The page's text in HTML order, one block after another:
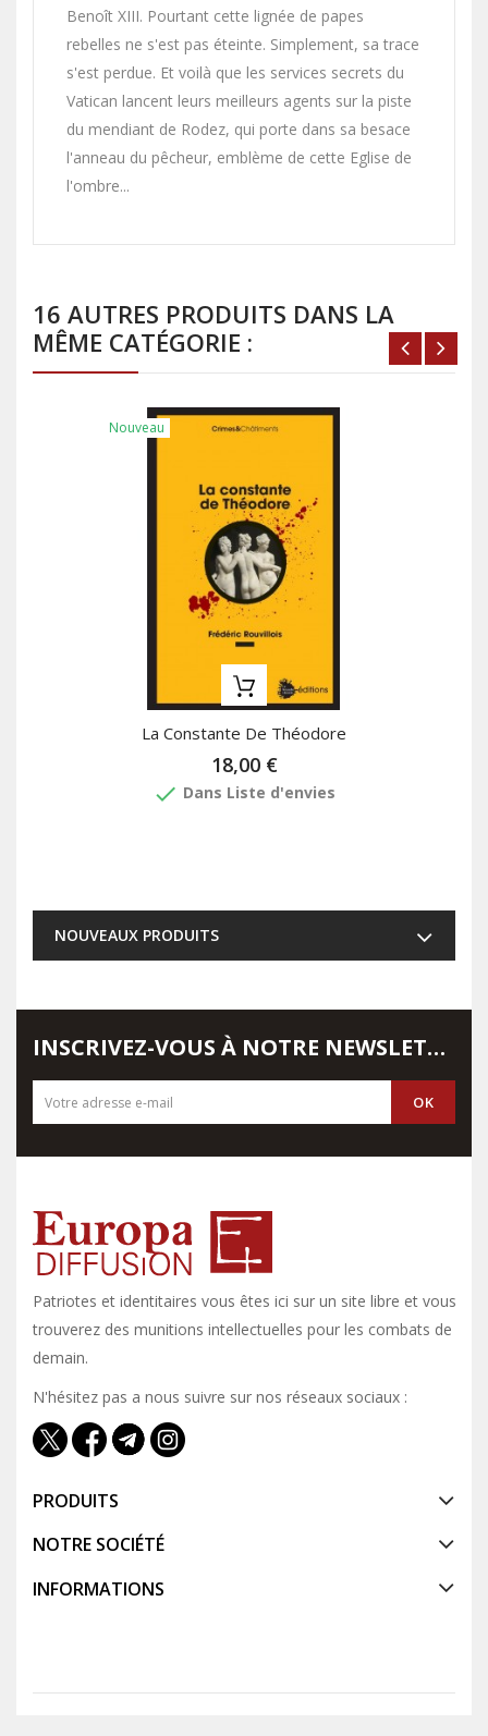
Benoît XIII. Pourtant cette lignée de papes
rebelles ne s'est pas éteinte. Simplement, sa trace
s'est perdue. Et voilà que les services secrets du
Vatican lancent leurs meilleurs agents sur la piste
du mendiant de Rodez, qui porte dans sa besace
l'anneau du pêcheur, emblème de cette Eglise de
l'ombre...
16 AUTRES PRODUITS DANS LA
MÊME CATÉGORIE :
Nouveau
La Constante De Théodore
18,00 €
done Dans Liste d'envies
NOUVEAUX PRODUITS
INSCRIVEZ-VOUS À NOTRE NEWSLETTER
Patriotes et identitaires vous êtes ici sur un site libre et vous y
trouverez des munitions intellectuelles pour les combats de
demain.
N'hésitez pas a nous suivre sur nos réseaux sociaux :
PRODUITS
NOTRE SOCIÉTÉ
INFORMATIONS